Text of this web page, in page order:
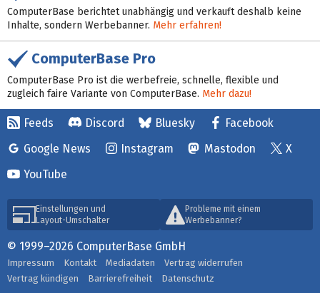
ComputerBase berichtet unabhängig und verkauft deshalb keine
Inhalte, sondern Werbebanner. Mehr erfahren!
ComputerBase Pro
ComputerBase Pro ist die werbefreie, schnelle, flexible und
zugleich faire Variante von ComputerBase. Mehr dazu!
Feeds Discord Bluesky
Facebook
Google News
Instagram Mastodon
X
YouTube
Einstellungen und
Layout-Umschalter
Probleme mit einem
Werbebanner?
© 1999–2026 ComputerBase GmbH
Impressum Kontakt Mediadaten
Vertrag widerrufen
Vertrag kündigen
Barrierefreiheit Datenschutz